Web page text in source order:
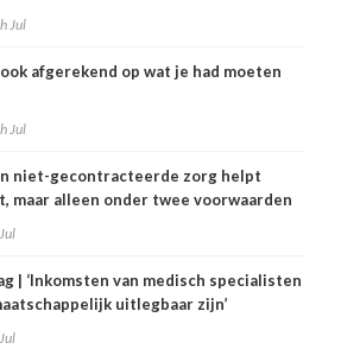
Jul
ook afgerekend op wat je had moeten
Jul
niet-gecontracteerde zorg helpt
maar alleen onder twee voorwaarden
| ‘Inkomsten van medisch specialisten
uitlegbaar zijn’